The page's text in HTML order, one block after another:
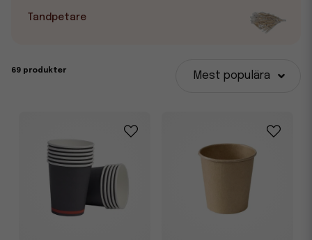
Tandpetare
69 produkter Mest populära